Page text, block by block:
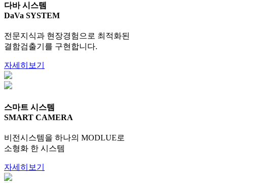
다바 시스템
DaVa SYSTEM
전문지식과 현장경험으로 최적화된
결함검출기를 구현합니다.
자세히보기
스마트 시스템
SMART CAMERA
비전시스템을 하나의 MODLUE로
소형화 한 시스템
자세히보기